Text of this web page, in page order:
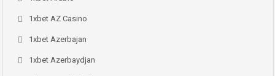
1xbet AZ Casino
1xbet Azerbajan
1xbet Azerbaydjan